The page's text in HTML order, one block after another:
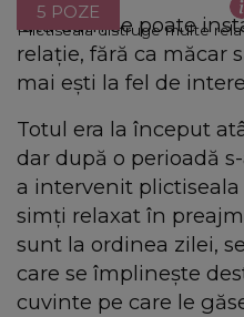
Plictiseala distruge multe
5 POZE
Iată cum se poate
relație, fără ca măcar
mai ești la fel de
Totul era la început
dar după o perioadă
a intervenit
simți relaxat în
sunt la ordinea zilei,
care se împlinește
cuvinte pe care le